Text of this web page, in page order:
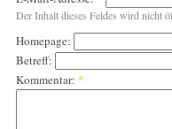
Der Inhalt dieses Feldes wird nicht
Homepage:
Betreff:
Kommentar: *